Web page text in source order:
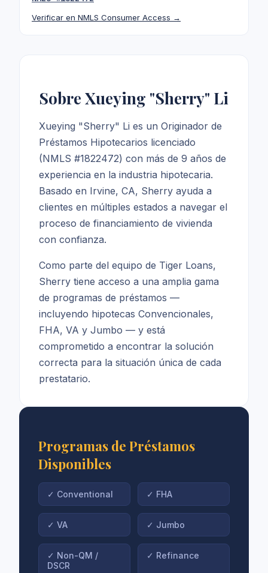
Verificar en NMLS Consumer Access →
Sobre Xueying "Sherry" Li
Xueying "Sherry" Li es un Originador de
Préstamos Hipotecarios licenciado
(NMLS #1822472) con más de 9 años de
experiencia en la industria hipotecaria.
Basado en Irvine, CA, Sherry ayuda a
clientes en múltiples estados a navegar el
proceso de financiamiento de vivienda
con confianza.
Como parte del equipo de Tiger Loans,
Sherry tiene acceso a una amplia gama
de programas de préstamos —
incluyendo hipotecas Convencionales,
FHA, VA y Jumbo — y está
comprometido a encontrar la solución
correcta para la situación única de cada
prestatario.
Programas de Préstamos
Disponibles
✓ Conventional ✓ FHA
✓ VA ✓ Jumbo
✓ Non-QM /
DSCR
✓ Refinance